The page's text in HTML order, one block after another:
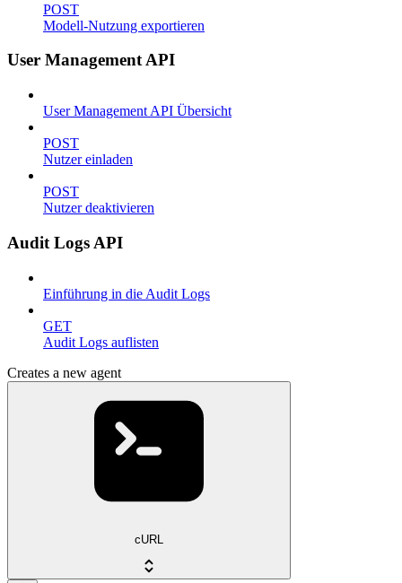
POST
Modell-Nutzung exportieren
User Management API
User Management API Übersicht
POST
Nutzer einladen
POST
Nutzer deaktivieren
Audit Logs API
Einführung in die Audit Logs
GET
Audit Logs auflisten
Creates a new agent
cURL